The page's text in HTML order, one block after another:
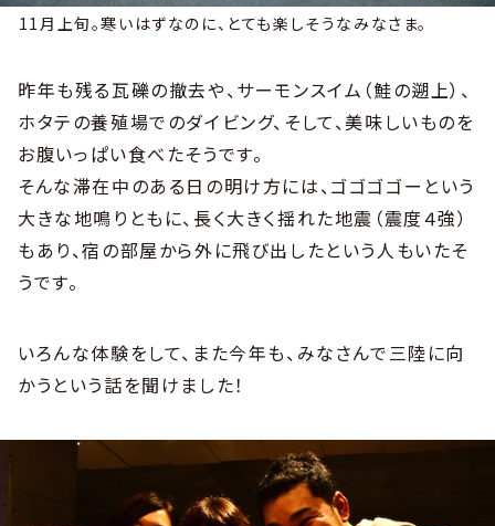
11月上旬。寒いはずなのに、とても楽しそうなみなさま。
昨年も残る瓦礫の撤去や、サーモンスイム（鮭の遡上）、
ホタテの養殖場でのダイビング、そして、美味しいものを
お腹いっぱい食べたそうです。
そんな滞在中のある日の明け方には、ゴゴゴゴーという
大きな地鳴りともに、長く大きく揺れた地震（震度４強）
もあり、宿の部屋から外に飛び出したという人もいたそ
うです。
いろんな体験をして、また今年も、みなさんで三陸に向
かうという話を聞けました！